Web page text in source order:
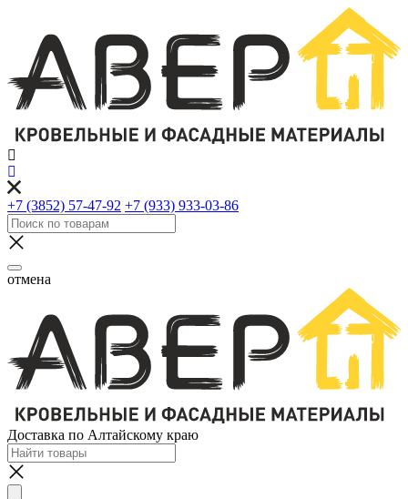
+7 (3852) 57-47-92 +7 (933) 933-03-86
отмена
Доставка по Алтайскому краю